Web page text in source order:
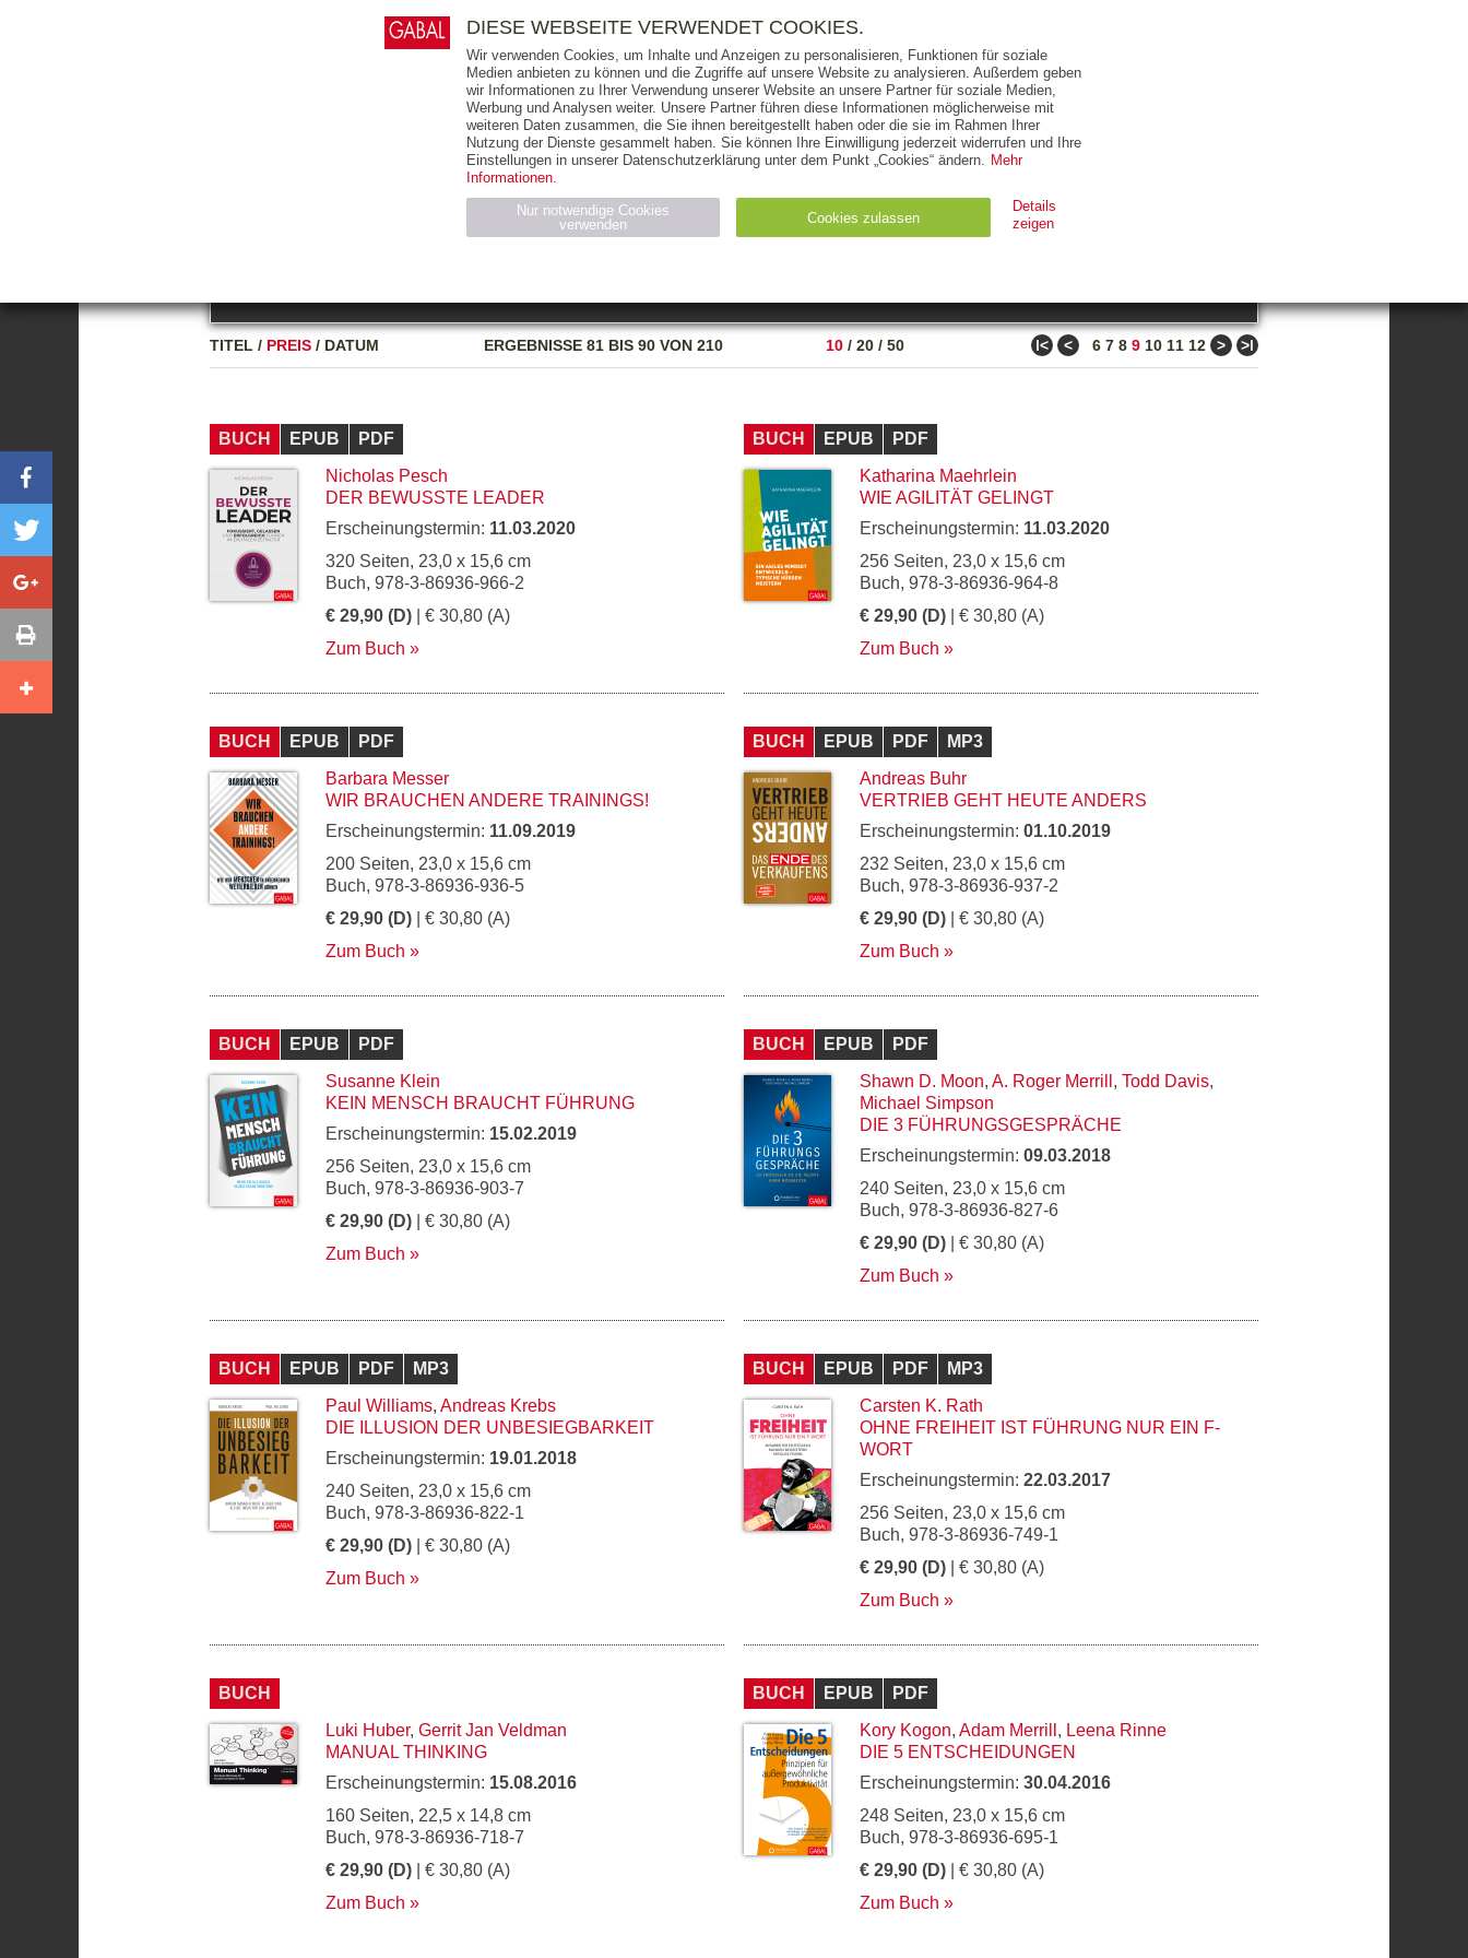
AUSGABEART AUS DER REIHE ZUM THEMA
TITEL / PREIS / DATUM ERGEBNISSE81 BIS 90 VON 210 10 / 20 / 50 ǀ< < 6 7 8 9 10 11 12 > >ǀ
BUCH EPUB
PDF
Nicholas Pesch
DER BEWUSSTE LEADER
Erscheinungstermin: 11.03.2020
320 Seiten, 23,0 x 15,6 cm
Buch, 978-3-86936-966-2
€ 29,90 (D) | € 30,80 (A)
Zum Buch
BUCH EPUB
PDF
Katharina Maehrlein
WIE AGILITÄT GELINGT
Erscheinungstermin: 11.03.2020
256 Seiten, 23,0 x 15,6 cm
Buch, 978-3-86936-964-8
€ 29,90 (D) | € 30,80 (A)
Zum Buch
BUCH EPUB
PDF
Barbara Messer
WIR BRAUCHEN ANDERE TRAININGS!
Erscheinungstermin: 11.09.2019
200 Seiten, 23,0 x 15,6 cm
Buch, 978-3-86936-936-5
€ 29,90 (D) | € 30,80 (A)
Zum Buch
BUCH EPUB PDF
MP3
Andreas Buhr
VERTRIEB GEHT HEUTE ANDERS
Erscheinungstermin: 01.10.2019
232 Seiten, 23,0 x 15,6 cm
Buch, 978-3-86936-937-2
€ 29,90 (D) | € 30,80 (A)
Zum Buch
BUCH EPUB
PDF
Susanne Klein
KEIN MENSCH BRAUCHT FÜHRUNG
Erscheinungstermin: 15.02.2019
256 Seiten, 23,0 x 15,6 cm
Buch, 978-3-86936-903-7
€ 29,90 (D) | € 30,80 (A)
Zum Buch
BUCH EPUB
PDF
Shawn D. Moon, A. Roger Merrill , Todd Davis,
Michael Simpson
DIE 3 FÜHRUNGSGESPRÄCHE
Erscheinungstermin: 09.03.2018
240 Seiten, 23,0 x 15,6 cm
Buch, 978-3-86936-827-6
€ 29,90 (D) | € 30,80 (A)
Zum Buch
BUCH EPUB PDF
MP3
Paul Williams, Andreas Krebs
DIE ILLUSION DER UNBESIEGBARKEIT
Erscheinungstermin: 19.01.2018
240 Seiten, 23,0 x 15,6 cm
Buch, 978-3-86936-822-1
€ 29,90 (D) | € 30,80 (A)
Zum Buch
BUCH EPUB PDF
MP3
Carsten K. Rath
OHNE FREIHEIT IST FÜHRUNG NUR EIN F-
WORT
Erscheinungstermin: 22.03.2017
256 Seiten, 23,0 x 15,6 cm
Buch, 978-3-86936-749-1
€ 29,90 (D) | € 30,80 (A)
Zum Buch
BUCH
Luki Huber, Gerrit Jan Veldman
MANUAL THINKING
Erscheinungstermin: 15.08.2016
160 Seiten, 22,5 x 14,8 cm
Buch, 978-3-86936-718-7
€ 29,90 (D) | € 30,80 (A)
Zum Buch
BUCH EPUB
PDF
Kory Kogon, Adam Merrill , Leena Rinne
DIE 5 ENTSCHEIDUNGEN
Erscheinungstermin: 30.04.2016
248 Seiten, 23,0 x 15,6 cm
Buch, 978-3-86936-695-1
€ 29,90 (D) | € 30,80 (A)
Zum Buch
E-BOOKS AUDIO-CDS MP3 NON-BOOKS
THEMEN AUTOREN VERLAG
RIGHTS PRESSE HANDEL FÜR UNTERNEHMEN
DIESE WEBSEITE VERWENDET COOKIES.
Wir verwenden Cookies, um Inhalte und Anzeigen zu personalisieren, Funktionen für soziale
Medien anbieten zu können und die Zugriffe auf unsere Website zu analysieren. Außerdem geben
wir Informationen zu Ihrer Verwendung unserer Website an unsere Partner für soziale Medien,
Werbung und Analysen weiter. Unsere Partner führen diese Informationen möglicherweise mit
weiteren Daten zusammen, die Sie ihnen bereitgestellt haben oder die sie im Rahmen Ihrer
Nutzung der Dienste gesammelt haben. Sie können Ihre Einwilligung jederzeit widerrufen und Ihre
Einstellungen in unserer Datenschutzerklärung unter dem Punkt „Cookies“ ändern. Mehr
Informationen.
Nur notwendige Cookies
verwenden
Cookies zulassen
Details
zeigen
Name Anbieter Zweck Ablauf
Typ
CMS_SESSION_ID
gabal-
Wird für die Speicherung der Benutzer-Session verwendet HTTP